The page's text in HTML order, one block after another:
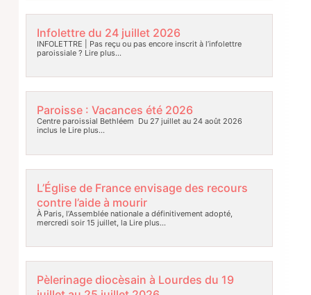
Infolettre du 24 juillet 2026
INFOLETTRE | Pas reçu ou pas encore inscrit à l’infolettre
paroissiale ? Lire plus…
Paroisse : Vacances été 2026
Centre paroissial Bethléem Du 27 juillet au 24 août 2026
inclus leLire plus…
L’Église de France envisage des recours
contre l’aide à mourir
À Paris, l’Assemblée nationale a définitivement adopté,
mercredi soir 15 juillet, laLire plus…
Pèlerinage diocèsain à Lourdes du 19